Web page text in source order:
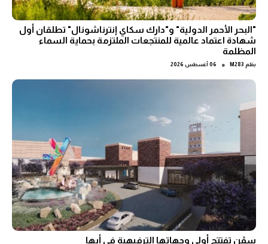
"البحر الأحمر الدولية" و"دارك سكاي إنترناشونال" تطلقان أول
شهادة اعتماد عالمية للمنتجعات الملتزمة بحماية السماء
المظلمة
بقلم M283
● 06 أغسطس 2026
سڤن تفتتح أولى وجهاتها الترفيهية في أبها